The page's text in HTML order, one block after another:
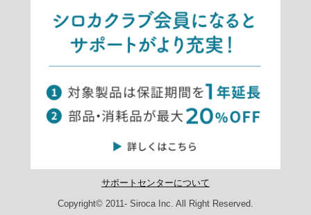
サポートセンターについて
Copyright© 2011- Siroca Inc. All Right Reserved.